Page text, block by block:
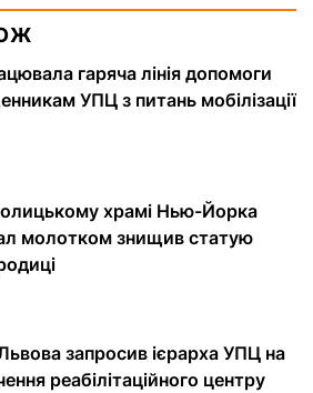
гаряча лінія допомоги
УПЦ з питань мобілізації
храмі Нью-Йорка
молотком знищив статую
запросив ієрарха УПЦ на
реабілітаційного центру